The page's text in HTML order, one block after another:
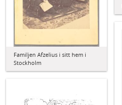
Familjen Afzelius i sitt hem i
Stockholm